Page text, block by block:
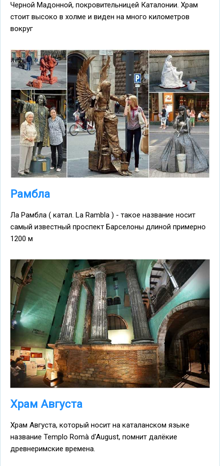
Черной Мадонной, покровительницей Каталонии. Храм
стоит высоко в холме и виден на много километров
вокруг
Рамбла
Ла Рамбла ( катал. La Rambla ) - такое название носит
самый известный проспект Барселоны длиной примерно
1200 м
Храм Августа
Храм Августа, который носит на каталанском языке
название Templo Romà d'August, помнит далёкие
древнеримские времена.